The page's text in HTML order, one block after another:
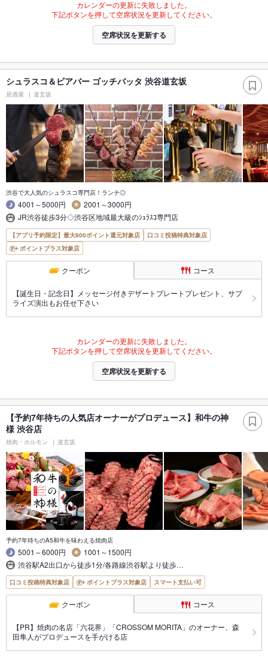
カレンダーの更新に失敗しました。
下記ボタンを押して空席状況を更新してください。
空席状況を更新する
シュラスコ＆ビアバー ゴッチバッタ 渋谷道玄坂
居酒屋 道玄坂
渋谷で大人気のシュラスコ専門店！ランチ◎
4001～5000円
2001～3000円
JR渋谷徒歩3分◇渋谷区地域最大級のｼｭﾗｽｺ専門店
【アプリ予約限定】最大800ポイント還元対象店
口コミ投稿特典対象店
ポイントプラス対象店
クーポン コース
【誕生日・記念日】メッセージ付きデザートプレートプレゼント、サプ
ライズ演出もお任せ下さい
カレンダーの更新に失敗しました。
下記ボタンを押して空席状況を更新してください。
空席状況を更新する
【予約7年待ちの人気店オーナーがプロデュース】和牛の神
様 渋谷店
焼肉・ホルモン 道玄坂
予約7年待ちのA5和牛を味わえる焼肉店
5001～6000円
1001～1500円
渋谷駅A2出口から徒歩1分/各路線渋谷駅より徒歩…
口コミ投稿特典対象店 ポイントプラス対象店 スマート支払い可
クーポン コース
【PR】焼肉の名店「六花界」「CROSSOM MORITA」のオーナー、森
田隼人がプロデュースを手がける店